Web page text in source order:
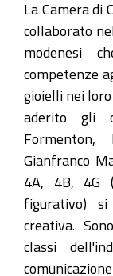
La Camera di
collaborato
modenesi
competenze
gioielli nei
aderito gli
Formenton,
Gianfranco
4A, 4B, 4G
figurativo)
creativa.
classi